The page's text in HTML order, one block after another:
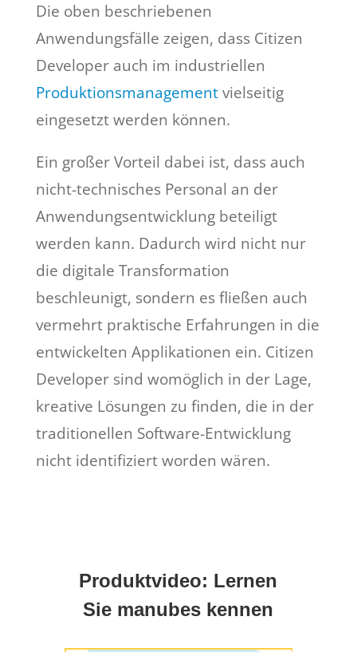
Die oben beschriebenen
Anwendungsfälle zeigen, dass Citizen
Developer auch im industriellen
Produktionsmanagementvielseitig
eingesetzt werden können.
Ein großer Vorteil dabei ist, dass auch
nicht-technisches Personal an der
Anwendungsentwicklung beteiligt
werden kann. Dadurch wird nicht nur
die digitale Transformation
beschleunigt, sondern es fließen auch
vermehrt praktische Erfahrungen in die
entwickelten Applikationen ein. Citizen
Developer sind womöglich in der Lage,
kreative Lösungen zu finden, die in der
traditionellen Software-Entwicklung
nicht identifiziert worden wären.
Produktvideo: Lernen
Sie manubes kennen